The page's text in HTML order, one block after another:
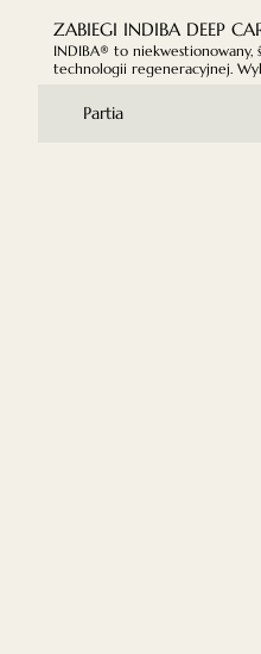
- łagodzenie bólu mięśniowego
do redukcji obrzęków, cellulitu,
detoksykacji organizmu oraz
ZABIEGI INDIBA DEEP
INDIBA® to
technologii regeneracyjnej.
specjalność.
Partia